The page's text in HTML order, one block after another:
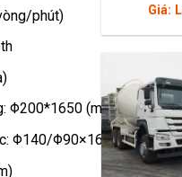
Giá:
phút)
Φ200*1650 (mm)
Φ140/Φ90×1650 (mm)